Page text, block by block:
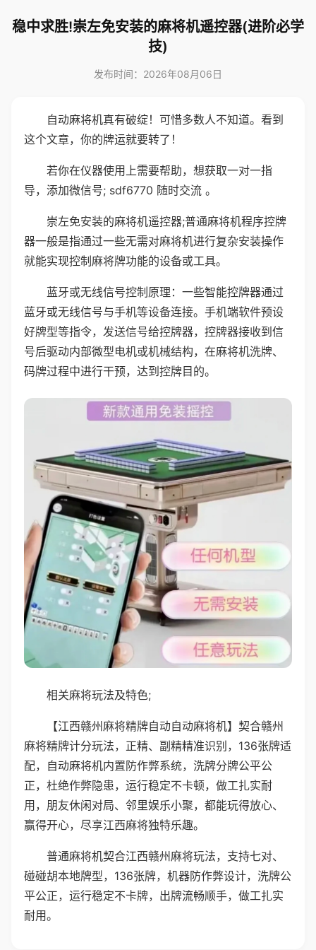
稳中求胜!崇左免安装的麻将机遥控器(进阶必学
技)
发布时间：2026年08月06日
自动麻将机真有破绽！可惜多数人不知道。看到
这个文章，你的牌运就要转了！
若你在仪器使用上需要帮助，想获取一对一指
导，添加微信号; sdf6770 随时交流 。
崇左免安装的麻将机遥控器;普通麻将机程序控牌
器一般是指通过一些无需对麻将机进行复杂安装操作
就能实现控制麻将牌功能的设备或工具。
蓝牙或无线信号控制原理：一些智能控牌器通过
蓝牙或无线信号与手机等设备连接。手机端软件预设
好牌型等指令，发送信号给控牌器，控牌器接收到信
号后驱动内部微型电机或机械结构，在麻将机洗牌、
码牌过程中进行干预，达到控牌目的。
相关麻将玩法及特色;
【江西赣州麻将精牌自动自动麻将机】契合赣州
麻将精牌计分玩法，正精、副精精准识别，136张牌适
配，自动麻将机内置防作弊系统，洗牌分牌公平公
正，杜绝作弊隐患，运行稳定不卡顿，做工扎实耐
用，朋友休闲对局、邻里娱乐小聚，都能玩得放心、
赢得开心，尽享江西麻将独特乐趣。
普通麻将机契合江西赣州麻将玩法，支持七对、
碰碰胡本地牌型，136张牌，机器防作弊设计，洗牌公
平公正，运行稳定不卡牌，出牌流畅顺手，做工扎实
耐用。